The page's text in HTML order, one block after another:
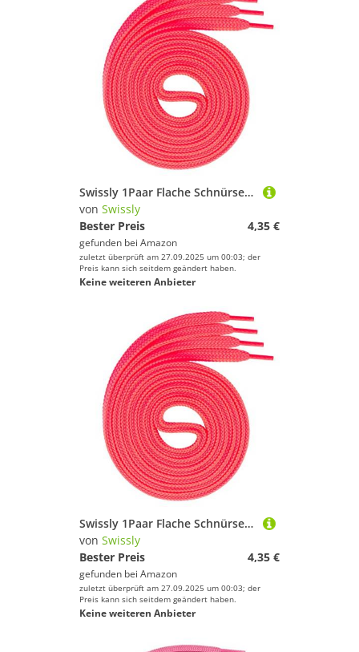
Swissly 1Paar Flache Schnürsenkel für Sneaker und Sportschuhe - sehr reißfest - ca. 7,0 mm breit aus 100% Polyester, Farbe: neon.pink Länge: 60cm
von Swissly
Bester Preis
4,35 €
gefunden bei Amazon
zuletzt überprüft am 27.09.2025 um 00:03; der
Preis kann sich seitdem geändert haben.
Keine weiteren Anbieter
Swissly 1Paar Flache Schnürsenkel für Sneaker und Sportschuhe - sehr reißfest - ca. 7,0 mm breit aus 100% Polyester, Farbe: neon.pink Länge: 130cm
von Swissly
Bester Preis
4,35 €
gefunden bei Amazon
zuletzt überprüft am 27.09.2025 um 00:03; der
Preis kann sich seitdem geändert haben.
Keine weiteren Anbieter